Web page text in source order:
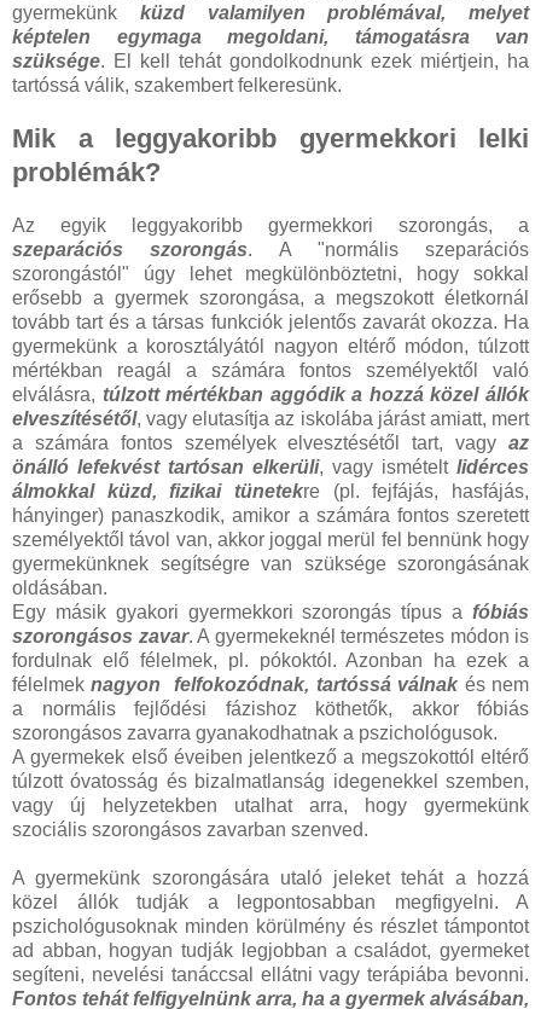
gyermekünk küzd valamilyen problémával, melyet
képtelen egymaga megoldani, támogatásra van
szüksége. El kell tehát gondolkodnunk ezek miértjein, ha
tartóssá válik, szakembert felkeresünk.
Mik a leggyakoribb gyermekkori lelki
problémák?
Az egyik leggyakoribb gyermekkori szorongás, a
szeparációs szorongás. A "normális szeparációs
szorongástól" úgy lehet megkülönböztetni, hogy sokkal
erősebb a gyermek szorongása, a megszokott életkornál
tovább tart és a társas funkciók jelentős zavarát okozza. Ha
gyermekünk a korosztályától nagyon eltérő módon, túlzott
mértékban reagál a számára fontos személyektől való
elválásra, túlzott mértékban aggódik a hozzá közel állók
elveszítésétől, vagy elutasítja az iskolába járást amiatt, mert
a számára fontos személyek elvesztésétől tart, vagy az
önálló lefekvést tartósan elkerüli, vagy ismételtlidérces
álmokkal küzd, fizikai tünetekre (pl. fejfájás, hasfájás,
hányinger) panaszkodik, amikor a számára fontos szeretett
személyektől távol van, akkor joggal merül fel bennünk hogy
gyermekünknek segítségre van szüksége szorongásának
oldásában.
Egy másik gyakori gyermekkori szorongás típus a fóbiás
szorongásos zavar. A gyermekeknél természetes módon is
fordulnak elő félelmek, pl. pókoktól. Azonban ha ezek a
félelmeknagyon felfokozódnak, tartóssá válnak és nem
a normális fejlődési fázishoz köthetők, akkor fóbiás
szorongásos zavarra gyanakodhatnak a pszichológusok.
A gyermekek első éveiben jelentkező a megszokottól eltérő
túlzott óvatosság és bizalmatlanság idegenekkel szemben,
vagy új helyzetekben utalhat arra, hogy gyermekünk
szociális szorongásos zavarban szenved.
A gyermekünk szorongására utaló jeleket tehát a hozzá
közel állók tudják a legpontosabban megfigyelni. A
pszichológusoknak minden körülmény és részlet támpontot
ad abban, hogyan tudják legjobban a családot, gyermeket
segíteni, nevelési tanáccsal ellátni vagy terápiába bevonni.
Fontos tehát felfigyelnünk arra, ha a gyermek alvásában,